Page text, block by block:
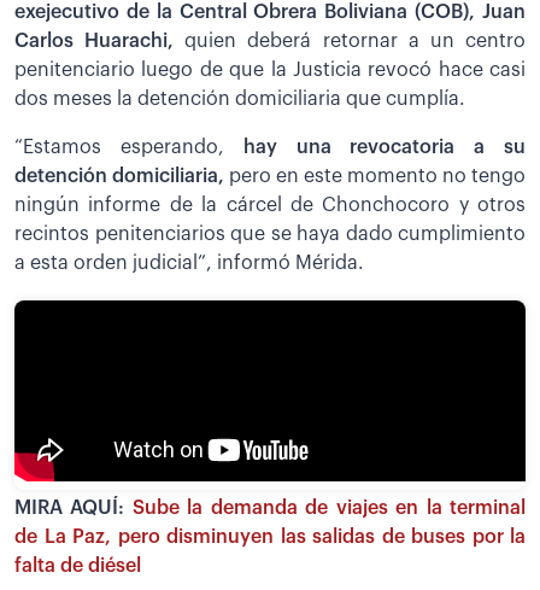
exejecutivo de la Central Obrera Boliviana (COB), Juan
Carlos Huarachi, quien deberá retornar a un centro
penitenciario luego de que la Justicia revocó hace casi
dos meses la detención domiciliaria que cumplía.
“Estamos esperando,
hay una revocatoria a su
detención domiciliaria, pero en este momento no tengo
ningún informe de la cárcel de Chonchocoro y otros
recintos penitenciarios que se haya dado cumplimiento
a esta orden judicial”, informó Mérida.
MIRA AQUÍ: Sube la demanda de viajes en la terminal
de La Paz, pero disminuyen las salidas de buses por la
falta de diésel